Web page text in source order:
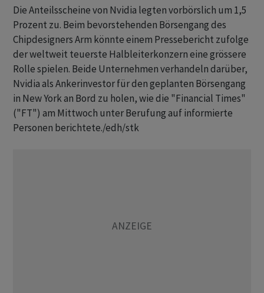
Die Anteilsscheine von Nvidia legten vorbörslich um 1,5
Prozent zu. Beim bevorstehenden Börsengang des
Chipdesigners Arm könnte einem Pressebericht zufolge
der weltweit teuerste Halbleiterkonzern eine grössere
Rolle spielen. Beide Unternehmen verhandeln darüber,
Nvidia als Ankerinvestor für den geplanten Börsengang
in New York an Bord zu holen, wie die "Financial Times"
("FT") am Mittwoch unter Berufung auf informierte
Personen berichtete./edh/stk